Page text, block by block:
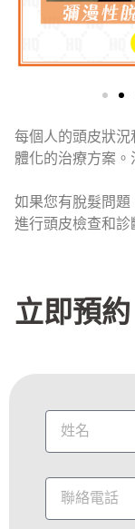
每個人的頭皮狀
體化的治療方案
如果您有脫髮問
進行頭皮檢查和
立即預